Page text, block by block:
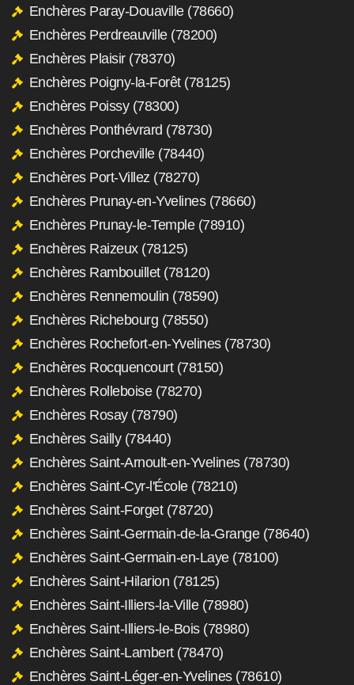
Enchères Paray-Douaville (78660)
Enchères Perdreauville (78200)
Enchères Plaisir (78370)
Enchères Poigny-la-Forêt (78125)
Enchères Poissy (78300)
Enchères Ponthévrard (78730)
Enchères Porcheville (78440)
Enchères Port-Villez (78270)
Enchères Prunay-en-Yvelines (78660)
Enchères Prunay-le-Temple (78910)
Enchères Raizeux (78125)
Enchères Rambouillet (78120)
Enchères Rennemoulin (78590)
Enchères Richebourg (78550)
Enchères Rochefort-en-Yvelines (78730)
Enchères Rocquencourt (78150)
Enchères Rolleboise (78270)
Enchères Rosay (78790)
Enchères Sailly (78440)
Enchères Saint-Arnoult-en-Yvelines (78730)
Enchères Saint-Cyr-l'École (78210)
Enchères Saint-Forget (78720)
Enchères Saint-Germain-de-la-Grange (78640)
Enchères Saint-Germain-en-Laye (78100)
Enchères Saint-Hilarion (78125)
Enchères Saint-Illiers-la-Ville (78980)
Enchères Saint-Illiers-le-Bois (78980)
Enchères Saint-Lambert (78470)
Enchères Saint-Léger-en-Yvelines (78610)